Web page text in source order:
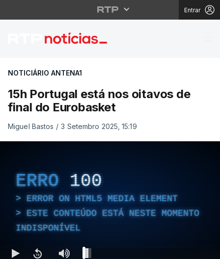
Entrar
15h Portugal está
NOTICIÁRIO ANTENA1
15h Portugal está nos oitavos de
final do Eurobasket
Miguel Bastos / 3 Setembro 2025, 15:19
ERRO 100
ERROR ON HTML5 MEDIA ELEMENT
ESTE CONTEÚDO ESTÁ NESTE MOMENTO
INDISPONÍVEL